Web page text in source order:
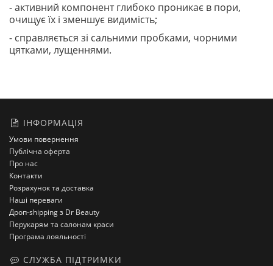
- активний компонент глибоко проникає в пори,
очищує їх і зменшує видимість;
- справляється зі сальними пробками, чорними
цятками, лущеннями.
ІНФОРМАЦІЯ
Умови повернення
Публічна оферта
Про нас
Контакти
Розрахунок та доставка
Наші переваги
Дроп-shipping з Dr Beauty
Перукарям та салонам краси
Програма лояльності
СЛУЖБА ПІДТРИМКИ